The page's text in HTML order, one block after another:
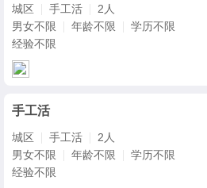
城区 手工活
2人
男女不限
年龄不限
学历不限
经验不限
手工活
城区 手工活
2人
男女不限
年龄不限
学历不限
经验不限